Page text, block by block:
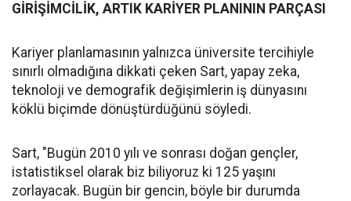
GİRİŞİMCİLİK, ARTIK KARİYER PLANININ PARÇASI
Kariyer planlamasının yalnızca üniversite tercihiyle
sınırlı olmadığına dikkati çeken Sart, yapay zeka,
teknoloji ve demografik değişimlerin iş dünyasını
köklü biçimde dönüştürdüğünü söyledi.
Sart, "Bugün 2010 yılı ve sonrası doğan gençler,
istatistiksel olarak biz biliyoruz ki 125 yaşını
zorlayacak. Bugün bir gencin, böyle bir durumda